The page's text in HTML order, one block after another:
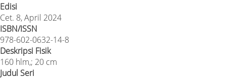
Edisi
Cet. 8, April 2024
ISBN/ISSN
978-602-0632-14-8
Deskripsi Fisik
160 hlm,; 20 cm
Judul Seri